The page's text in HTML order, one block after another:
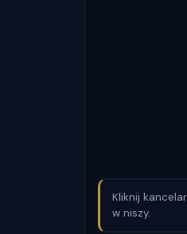
Kliknij
w niszy.